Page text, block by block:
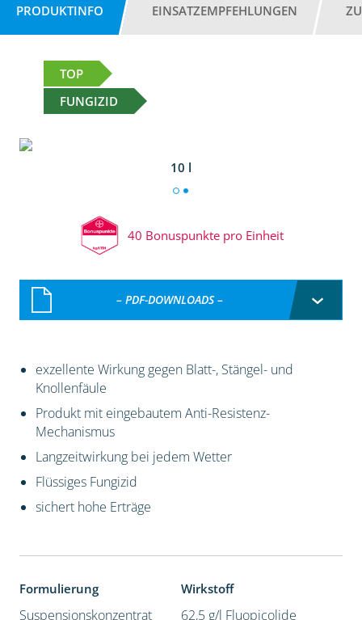
PRODUKTINFO EINSATZEMPFEHLUNGEN
TOP
FUNGIZID
10 l
40 Bonuspunkte pro Einheit
– PDF-DOWNLOADS –
exzellente Wirkung gegen Blatt-, Stängel- und
Knollenfäule
Produkt mit eingebautem Anti-Resistenz-
Mechanismus
Langzeitwirkung bei jedem Wetter
Flüssiges Fungizid
sichert hohe Erträge
Formulierung
Suspensionskonzentrat
Wirkstoff
62,5 g/l Fluopicolide